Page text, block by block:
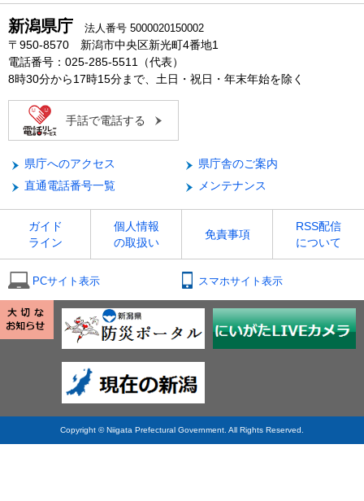
新潟県庁 法人番号 5000020150002
〒950-8570 新潟市中央区新光町4番地1
電話番号：025-285-5511（代表）
8時30分から17時15分まで、土日・祝日・年末年始を除く
手話で電話する
県庁へのアクセス
県庁舎のご案内
直通電話番号一覧
メンテナンス
ガイド
ライン
個人情報
の取扱い
免責事項
RSS配信
について
PCサイト表示 スマホサイト表示
Copyright © Niigata Prefectural Government. All Rights Reserved.